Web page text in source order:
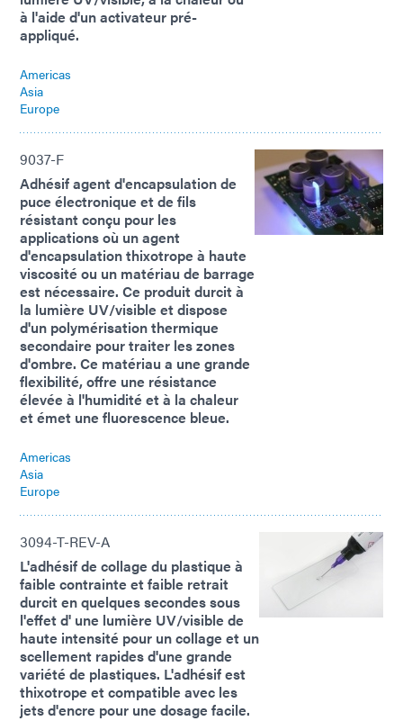
à l'aide d'un activateur pré-
appliqué.
Americas
Asia
Europe
9037-F
Adhésif agent d'encapsulation de
puce électronique et de fils
résistant conçu pour les
applications où un agent
d'encapsulation thixotrope à haute
viscosité ou un matériau de barrage
est nécessaire. Ce produit durcit à
la lumière UV/visible et dispose
d'un polymérisation thermique
secondaire pour traiter les zones
d'ombre. Ce matériau a une grande
flexibilité, offre une résistance
élevée à l'humidité et à la chaleur
et émet une fluorescence bleue.
Americas
Asia
Europe
3094-T-REV-A
L'adhésif de collage du plastique à
faible contrainte et faible retrait
durcit en quelques secondes sous
l'effet d' une lumière UV/visible de
haute intensité pour un collage et un
scellement rapides d'une grande
variété de plastiques. L'adhésif est
thixotrope et compatible avec les
jets d'encre pour une dosage facile.